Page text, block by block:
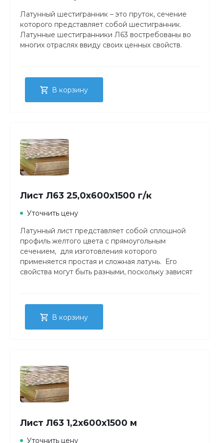
Латунный шестигранник – это пруток, сечение
которого представляет собой шестигранник.
Латунные шестигранники Л63 востребованы во
многих отраслях ввиду своих ценных свойств.
В корзину
Лист Л63 25,0х600х1500 г/к
Уточнить цену
Латунный лист представляет собой сплошной
профиль желтого цвета с прямоугольным
сечением, для изготовления которого
применяется простая и сложная латунь. Его
свойства могут быть разными, поскольку зависят
миллиметров. Причем большая толщина у
горячекатаного сортамента.
В корзину
Лист Л63 1,2х600х1500 м
Уточнить цену